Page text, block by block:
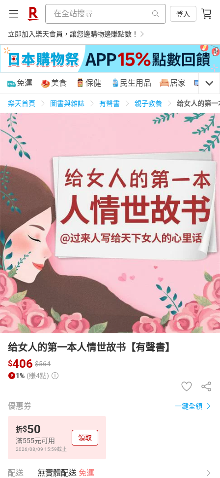
登入
立即加入樂天會員，讓您邊購物邊賺點數！
購物網分類
民生用品
居家生活 3C家電 運動休閒 親子玩具
女裝 男裝 化妝保養 情趣用品
日本購物 電子/紙本書
免運 美食 保健 民生用品 居家 3C
樂天首頁 圖書與雜誌 有聲書 親子教養 给女人的第
给女人的第一本人情世故书【有聲書】
$406 $564
1% (賺4點)
優惠券 一鍵全領
折$50
滿555元可用
2026/08/09 15:59截止
領取
配送 無實體配送 免運